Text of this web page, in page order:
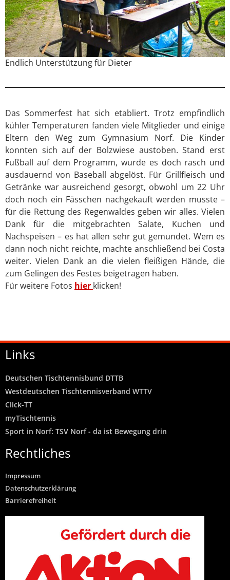
Endlich Unterstützung für Dieter
Das Sommerfest hat sich etabliert. Trotz empfindlich
kühler Temperaturen fanden viele Mitglieder und einige
Eltern den Weg zum Gymnasium Norf. Die Kinder
konnten sich auf der Bolzwiese austoben. Stand erst
Fußball auf dem Programm, wurde es doch rasch und
ausdauernd von Baseball abgelöst. Für Grillfleisch und
Getränke war ausreichend gesorgt, obwohl um 22 Uhr
doch noch ein Fässchen nachgekauft werden musste –
für die Rettung des Regenwaldes geben wir alles. Vielen
Dank für die mitgebrachten Salate, Kuchen und
Nachspeisen – es hat allen sehr gut gemundet. Wem es
dann noch nicht reichte, machte anschließend bei Costa
weiter. Vielen Dank an die vielen fleißigen Hände, die
zum Gelingen des Festes beigetragen haben.
Für weitere Fotos hier klicken!
Links
Deutschen Tischtennisbund DTTB
Westdeutschen Tischtennisverband WTTV
Click-TT
myTischtennis
Sport in Norf: TSV Norf - da ist Bewegung drin
Rechtliches
Impressum
Datenschutzerklärung
Barrierefreiheit